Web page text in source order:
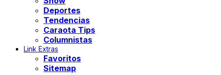
Deportes
Tendencias
Caraota Tips
Columnistas
Link Extras
Favoritos
Sitemap